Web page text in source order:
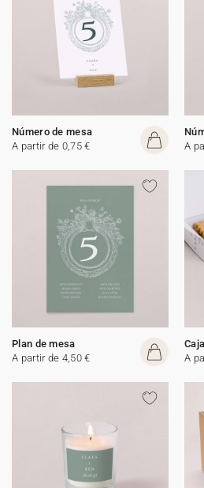
Número de mesa
A partir de 0,75 €
A
Plan de mesa
A partir de 4,50 €
A